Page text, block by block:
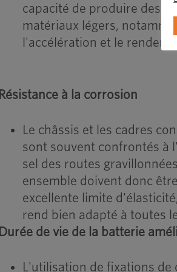
capacité de produire des
matériaux légers,
l'accélération et le
Résistance à la corrosion
Le châssis et les cadres
sont souvent confrontés à
sel des routes
ensemble doivent donc
excellente limite
rend bien adapté à toutes
Durée de vie de la batterie
L'utilisation de fixations de